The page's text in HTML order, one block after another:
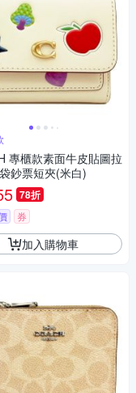
專櫃款素面牛皮貼圖拉
鈔票短夾(米白)
78折
券
加入購物車